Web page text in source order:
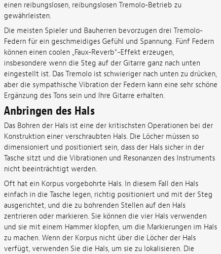
einen reibungslosen, reibungslosen Tremolo-Betrieb zu
gewährleisten.
Die meisten Spieler und Bauherren bevorzugen drei Tremolo-
Federn für ein geschmeidiges Gefühl und Spannung. Fünf Federn
können einen coolen „Faux-Reverb“-Effekt erzeugen,
insbesondere wenn die Steg auf der Gitarre ganz nach unten
eingestellt ist. Das Tremolo ist schwieriger nach unten zu drücken,
aber die sympathische Vibration der Federn kann eine sehr schöne
Ergänzung des Tons sein und Ihre Gitarre erhalten.
Anbringen des Hals
Das Bohren der Hals ist eine der kritischsten Operationen bei der
Konstruktion einer verschraubten Hals. Die Löcher müssen so
dimensioniert und positioniert sein, dass der Hals sicher in der
Tasche sitzt und die Vibrationen und Resonanzen des Instruments
nicht beeinträchtigt werden.
Oft hat ein Korpus vorgebohrte Hals. In diesem Fall den Hals
einfach in die Tasche legen, richtig positioniert und mit der Steg
ausgerichtet, und die zu bohrenden Stellen auf den Hals
zentrieren oder markieren. Sie können die vier Hals verwenden
und sie mit einem Hammer klopfen, um die Markierungen im Hals
zu machen. Wenn der Korpus nicht über die Löcher der Hals
verfügt, verwenden Sie die Hals, um sie zu lokalisieren. Die